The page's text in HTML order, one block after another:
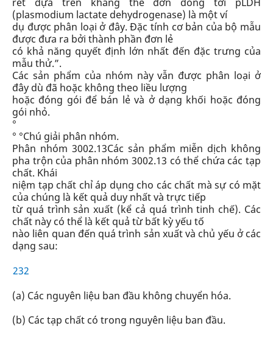
(plasmodium lactate dehydrogenase) là một ví
dụ được phân loại ở đây. Đặc tính cơ bản của bộ mẫu
được đưa ra bởi thành phần đơn lẻ
có khả năng quyết định lớn nhất đến đặc trưng của
mẫu thử.”.
Các sản phẩm của nhóm này vẫn được phân loại ở
đây dù đã hoặc không theo liều lượng
hoặc đóng gói để bán lẻ và ở dạng khối hoặc đóng
gói nhỏ.
°
° °Chú giải phân nhóm.
Phân nhóm 3002.13Các sản phẩm miễn dịch không
pha trộn của phân nhóm 3002.13 có thể chứa các tạp
chất. Khái
niệm tạp chất chỉ áp dụng cho các chất mà sự có mặt
của chúng là kết quả duy nhất và trực tiếp
từ quá trình sản xuất (kể cả quá trình tinh chế). Các
chất này có thể là kết quả từ bất kỳ yếu tố
nào liên quan đến quá trình sản xuất và chủ yếu ở các
dạng sau:
232
(a) Các nguyên liệu ban đầu không chuyển hóa.
(b) Các tạp chất có trong nguyên liệu ban đầu.